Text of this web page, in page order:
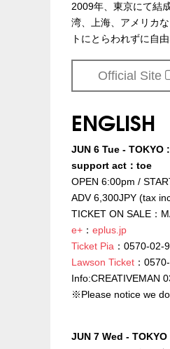
2009年、東京にて結
湾、上海、アメリカ
トにとらわれずに自
Official Site
ENGLISH
JUN 6 Tue - TOKYO
support act：toe
OPEN 6:00pm /
ADV 6,300JPY (tax
TICKET ON SALE：
e+ ： eplus.jp
Ticket Pia ：0570-02-
Lawson Ticket ：
Info:CREATIVEMAN
※Please notice we
JUN 7 Wed -